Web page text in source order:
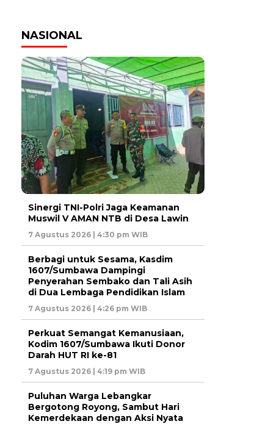
NASIONAL
‎Sinergi TNI-Polri Jaga Keamanan
Muswil V AMAN NTB di Desa Lawin
7 Agustus 2026 | 4:30 pm WIB
Berbagi untuk Sesama, Kasdim
1607/Sumbawa Dampingi
Penyerahan Sembako dan Tali Asih
di Dua Lembaga Pendidikan Islam
7 Agustus 2026 | 4:26 pm WIB
Perkuat Semangat Kemanusiaan,
Kodim 1607/Sumbawa Ikuti Donor
Darah HUT RI ke-81
7 Agustus 2026 | 4:19 pm WIB
Puluhan Warga Lebangkar
Bergotong Royong, Sambut Hari
Kemerdekaan dengan Aksi Nyata